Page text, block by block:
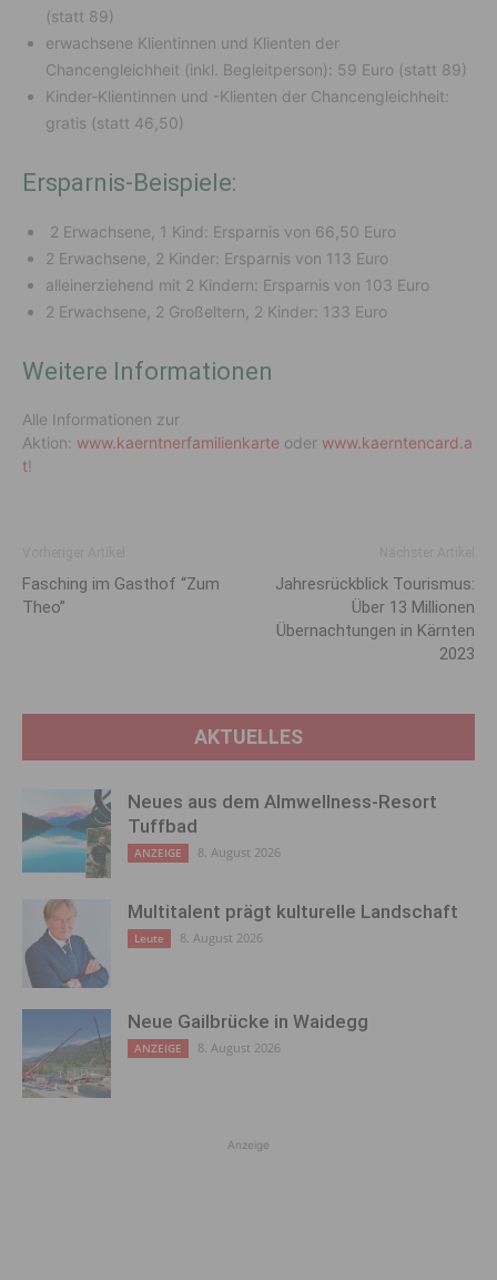
(statt 89)
erwachsene Klientinnen und Klienten der
Chancengleichheit (inkl. Begleitperson): 59 Euro (statt 89)
Kinder-Klientinnen und -Klienten der Chancengleichheit:
gratis (statt 46,50)
Ersparnis-Beispiele:
2 Erwachsene, 1 Kind: Ersparnis von 66,50 Euro
2 Erwachsene, 2 Kinder: Ersparnis von 113 Euro
alleinerziehend mit 2 Kindern: Ersparnis von 103 Euro
2 Erwachsene, 2 Großeltern, 2 Kinder: 133 Euro
Weitere Informationen
Alle Informationen zur
Aktion: www.kaerntnerfamilienkarte oder www.kaerntencard.a
t!
Fasching im Gasthof “Zum
Theo”
Jahresrückblick Tourismus:
Über 13 Millionen
Übernachtungen in Kärnten
2023
AKTUELLES
Neues aus dem Almwellness-Resort
Tuffbad
ANZEIGE 8. August 2026
Multitalent prägt kulturelle Landschaft
Leute 8. August 2026
Neue Gailbrücke in Waidegg
ANZEIGE 8. August 2026
Anzeige